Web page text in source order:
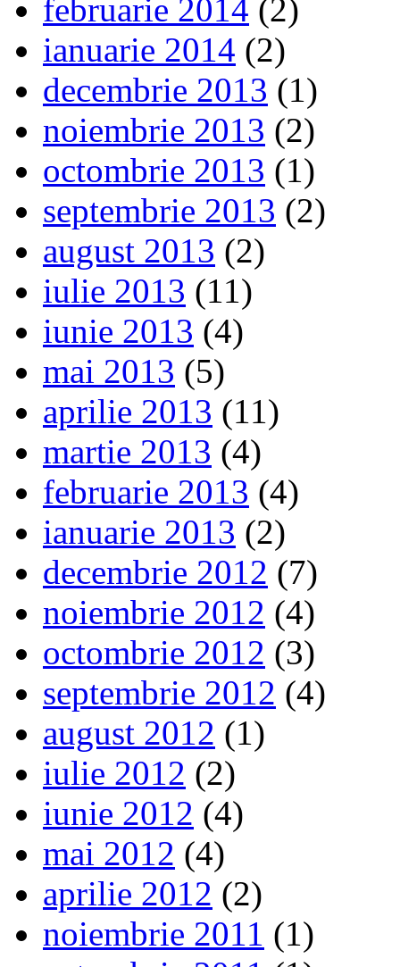
februarie 2014 (2)
ianuarie 2014 (2)
decembrie 2013 (1)
noiembrie 2013 (2)
octombrie 2013 (1)
septembrie 2013 (2)
august 2013 (2)
iulie 2013 (11)
iunie 2013 (4)
mai 2013 (5)
aprilie 2013 (11)
martie 2013 (4)
februarie 2013 (4)
ianuarie 2013 (2)
decembrie 2012 (7)
noiembrie 2012 (4)
octombrie 2012 (3)
septembrie 2012 (4)
august 2012 (1)
iulie 2012 (2)
iunie 2012 (4)
mai 2012 (4)
aprilie 2012 (2)
noiembrie 2011 (1)